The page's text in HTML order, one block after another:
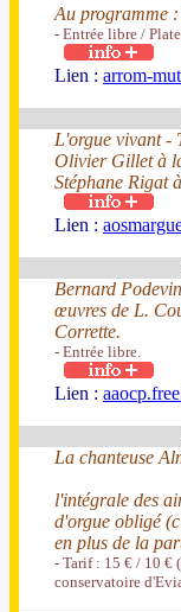
Au programme
- Entrée libre /
Lien : arrom-
L'orgue vivant -
Olivier Gillet à
Stéphane Rigat
Lien :
Bernard
œuvres de L.
Corrette.
- Entrée libre.
Lien :
La chanteuse
l'intégrale des
d'orgue obligé
en plus de la
- Tarif : 15 € / 10 €
conservatoire